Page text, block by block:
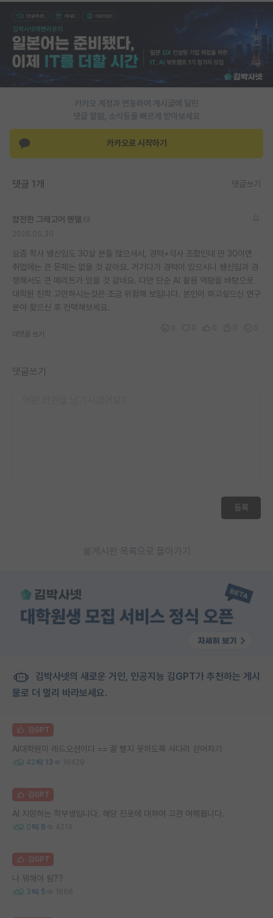
커리어
유학교육
이벤트
반도체 아카데미
카카오 계정과 연동하여 게시글에 달린
댓글 알람, 소식등을 빠르게 받아보세요
카카오로 시작하기
댓글 1개 댓글쓰기
얌전한 그레고어 멘델
요즘 학사 쌩신입도 30살 분들 많으셔서, 경력+석사 조합인데 만 30이면
취업에는 큰 문제는 없을 것 같아요. 거기다가 경력이 있으시니 쌩신입과 경
쟁해서도 큰 메리트가 있을 것 같네요. 다만 단순 AI 활용 역량을 바탕으로
대학원 진학 고민하시는것은 조금 위험해 보입니다. 본인이 하고싶으신 연구
분야 찾으신 후 컨택해보세요.
대댓글 쓰기
댓글쓰기
등록
게시판 목록으로 돌아가기
김박사넷의 새로운 거인, 인공지능 김GPT가 추천하는 게시
물로 더 멀리 바라보세요.
김GPT
AI대학원이 레드오션이다 == 꿀 빨지 못하도록 사다리 걷어차기
42 13 16429
김GPT
AI 지망하는 학부생입니다. 해당 진로에 대하여 고견 여쭤봅니다.
0 9 4214
김GPT
나 뭐해야 됨??
3 5 1666